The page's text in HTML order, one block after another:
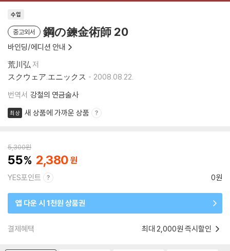
수입
중고외서 鋼の鍊金術師 20
바인딩/에디션 안내
荒川弘 저
スクウェア.エニックス
2008.08.22.
번역서 강철의 연금술사
최상 새 상품에 가까운 상품
5,300원
55 2,380
YES포인트 0원
앱 다운 시 1천원 상품권
결제혜택 최대 2,000원 즉시할인